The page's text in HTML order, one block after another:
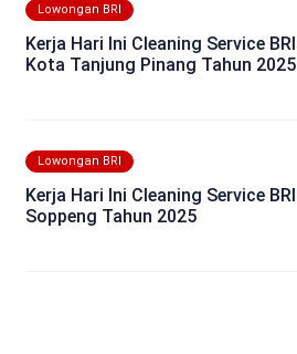
Lowongan BRI
Kerja Hari Ini Cleaning Service BRI
Kota Tanjung Pinang Tahun 2025
Lowongan BRI
Kerja Hari Ini Cleaning Service BRI
Soppeng Tahun 2025